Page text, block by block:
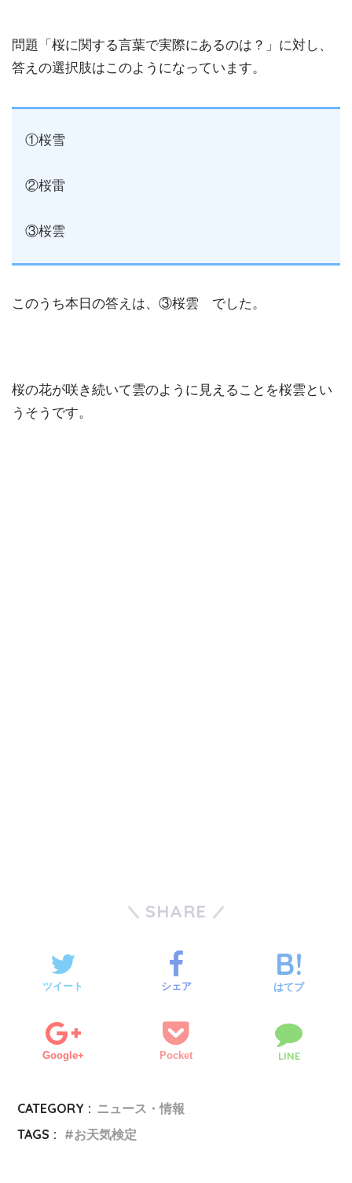
問題「桜に関する言葉で実際にあるのは？」に対し、
答えの選択肢はこのようになっています。
①桜雪
②桜雷
③桜雲
このうち本日の答えは、③桜雲 でした。
桜の花が咲き続いて雲のように見えることを桜雲とい
うそうです。
SHARE
ツイート シェア はてブ
Google+ Pocket LINE
CATEGORY : ニュース・情報
TAGS :
お天気検定